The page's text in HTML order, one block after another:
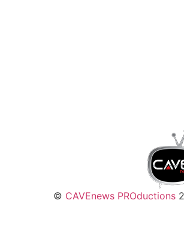
© CAVEnews PROductions